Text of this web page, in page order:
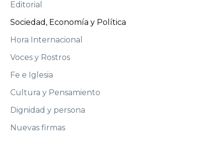
Editorial
Sociedad, Economía y Política
Hora Internacional
Voces y Rostros
Fe e Iglesia
Cultura y Pensamiento
Dignidad y persona
Nuevas firmas